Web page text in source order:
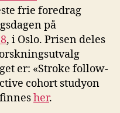
frie foredrag
på
, i Oslo. Prisen deles
er: «Stroke follow-
cohort studyon
her.